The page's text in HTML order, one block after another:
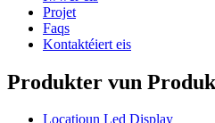
Projet
Faqs
Kontaktéiert eis
Produkter vun
Locatioun Led Display